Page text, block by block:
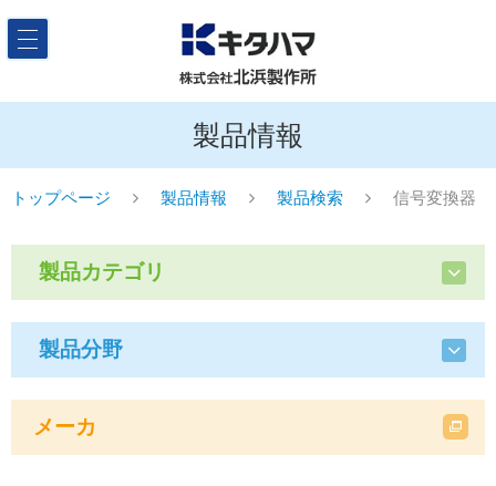
製品情報
トップページ 製品情報 製品検索 信号変換器
製品カテゴリ
製品分野
メーカ